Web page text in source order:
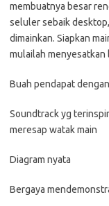
membuatnya besar
seluler sebaik
dimainkan. Siapkan
mulailah menyesatkan
Buah pendapat
Soundtrack yg
meresap watak main
Diagram nyata
Bergaya